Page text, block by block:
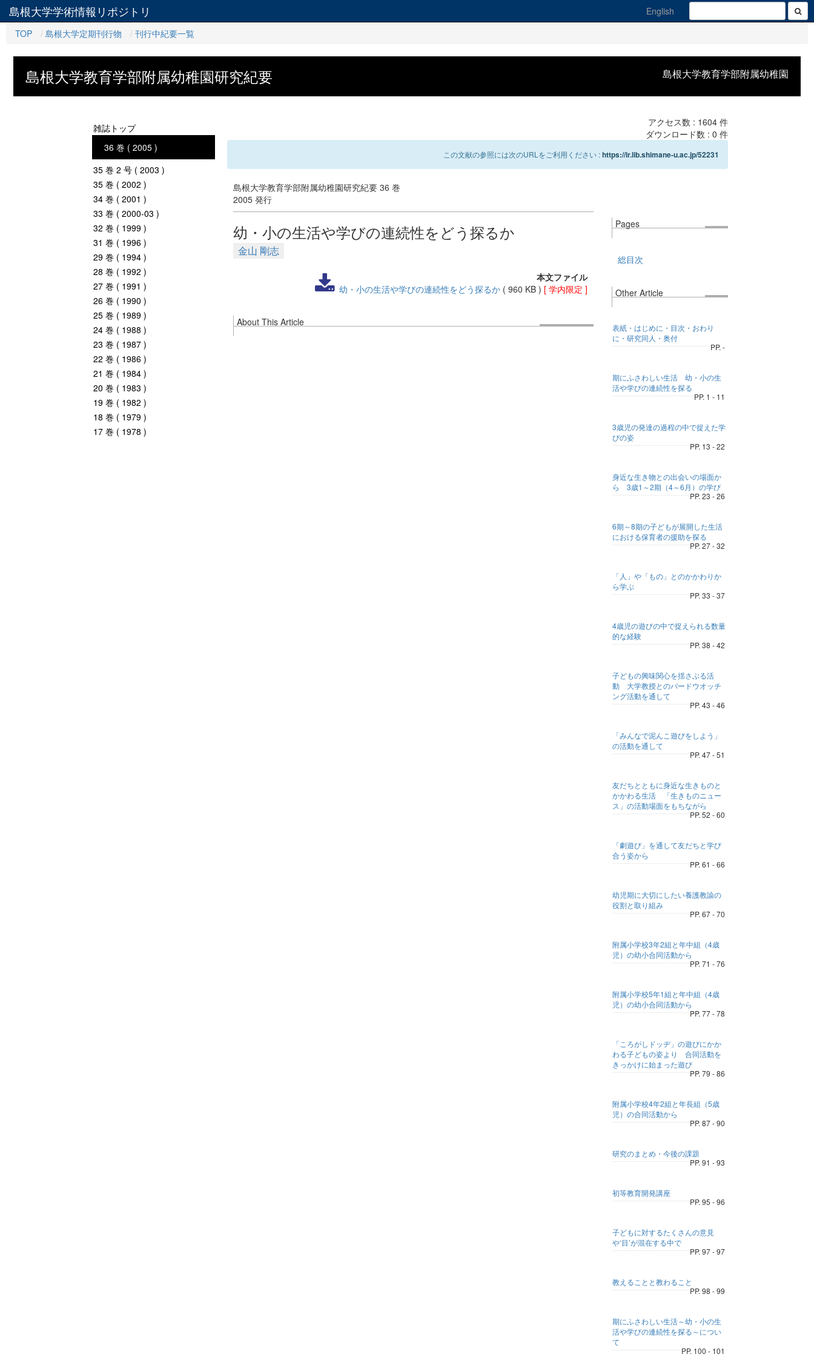
島根大学学術情報リポジトリ
English
TOP
島根大学定期刊行物 刊行中紀要一覧
島根大学教育学部附属幼稚園
島根大学教育学部附属幼稚園研究紀要
雑誌トップ
36 巻 ( 2005 )
35 巻 2 号 ( 2003 )
35 巻 ( 2002 )
34 巻 ( 2001 )
33 巻 ( 2000-03 )
32 巻 ( 1999 )
31 巻 ( 1996 )
29 巻 ( 1994 )
28 巻 ( 1992 )
27 巻 ( 1991 )
26 巻 ( 1990 )
25 巻 ( 1989 )
24 巻 ( 1988 )
23 巻 ( 1987 )
22 巻 ( 1986 )
21 巻 ( 1984 )
20 巻 ( 1983 )
19 巻 ( 1982 )
18 巻 ( 1979 )
17 巻 ( 1978 )
アクセス数 : 1604件
ダウンロード数 : 0 件
この文献の参照には次のURLをご利用ください :https://ir.lib.shimane-u.ac.jp/52231
島根大学教育学部附属幼稚園研究紀要 36 巻
2005 発行
幼・小の生活や学びの連続性をどう探るか
金山 剛志
本文ファイル
幼・小の生活や学びの連続性をどう探るか (960 KB )[ 学内限定 ]
About This Article
Pages
総目次
Other Article
表紙・はじめに・目次・おわり
に・研究同人・奥付
PP. -
期にふさわしい生活 幼・小の生
活や学びの連続性を探る
PP. 1 - 11
3歳児の発達の過程の中で捉えた学
びの姿
PP. 13 - 22
身近な生き物との出会いの場面か
ら 3歳1～2期（4～6月）の学び
PP. 23 - 26
6期～8期の子どもが展開した生活
における保育者の援助を探る
PP. 27 - 32
「人」や「もの」とのかかわりか
ら学ぶ
PP. 33 - 37
4歳児の遊びの中で捉えられる数量
的な経験
PP. 38 - 42
子どもの興味関心を揺さぶる活
動 大学教授とのバードウオッチ
ング活動を通して
PP. 43 - 46
「みんなで泥んこ遊びをしよう」
の活動を通して
PP. 47 - 51
友だちとともに身近な生きものと
かかわる生活 「生きものニュー
ス」の活動場面をもちながら
PP. 52 - 60
「劇遊び」を通して友だちと学び
合う姿から
PP. 61 - 66
幼児期に大切にしたい養護教諭の
役割と取り組み
PP. 67 - 70
附属小学校3年2組と年中組（4歳
児）の幼小合同活動から
PP. 71 - 76
附属小学校5年1組と年中組（4歳
児）の幼小合同活動から
PP. 77 - 78
「ころがしドッヂ」の遊びにかか
わる子どもの姿より 合同活動を
きっかけに始まった遊び
PP. 79 - 86
附属小学校4年2組と年長組（5歳
児）の合同活動から
PP. 87 - 90
研究のまとめ・今後の課題
PP. 91 - 93
初等教育開発講座
PP. 95 - 96
子どもに対するたくさんの意見
や‘目’が混在する中で
PP. 97 - 97
教えることと教わること
PP. 98 - 99
期にふさわしい生活～幼・小の生
活や学びの連続性を探る～につい
て
PP. 100 - 101